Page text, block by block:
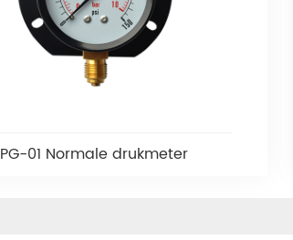
PG-01 Normale drukmeter